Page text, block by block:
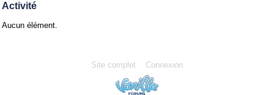
Activité
Aucun élément.
Site complet Connexion